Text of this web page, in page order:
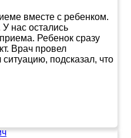
вместе с ребенком.
нас остались
Ребенок сразу
Врач провел
подсказал, что